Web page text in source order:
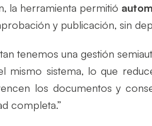
la herramienta permitió
y publicación, sin
tenemos una gestión
mismo sistema, lo que
los documentos y
completa.”